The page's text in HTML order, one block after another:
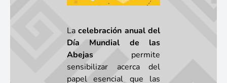
Lacelebración anual del
Día Mundial de las
Abejas permite
sensibilizar acerca del
papel esencial que las